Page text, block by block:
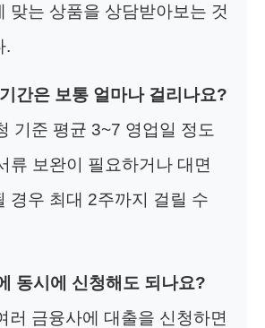
맞는 상품을 상담받아보는 것
.
간은 보통 얼마나 걸리나요?
기준 평균 3~7 영업일 정도
류 보완이 필요하거나 대면
경우 최대 2주까지 걸릴 수
동시에 신청해도 되나요?
러 금융사에 대출을 신청하면